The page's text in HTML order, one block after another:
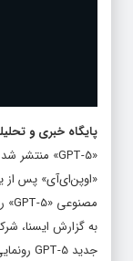
پایگاه خبری و
«GPT-5» منتشر شد
«اوپن‌ای‌آی» پس از
مصنوعی «GPT-5» را عرضه کرد.